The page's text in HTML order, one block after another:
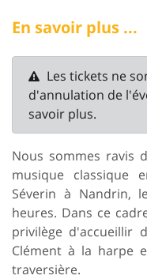
En savoir plus ...
Les tickets ne
d'annulation de
savoir plus.
Nous sommes ravis
musique classique
Séverin à Nandrin,
heures. Dans ce
privilège d'accueillir
Clément à la harpe
traversière.